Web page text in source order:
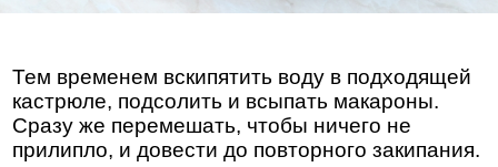
Тем временем вскипятить воду в подходящей
кастрюле, подсолить и всыпать макароны.
Сразу же перемешать, чтобы ничего не
прилипло, и довести до повторного закипания.